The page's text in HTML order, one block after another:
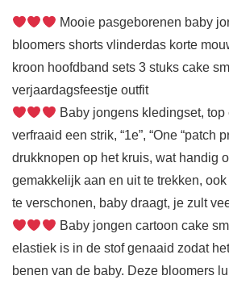
Mooie pasgeborenen baby
bloomers shorts vlinderdas korte
kroon hoofdband sets 3 stuks cake
verjaardagsfeestje outfit
Baby jongens kledingset,
verfraaid een strik, “1e”, “One “patch
drukknopen op het kruis, wat handig
gemakkelijk aan en uit te trekken,
te verschonen, baby draagt, je zult
Baby jongen cartoon cake
elastiek is in de stof genaaid zodat
benen van de baby. Deze bloomers